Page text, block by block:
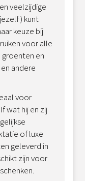
veelzijdige
) kunt
keuze bij
voor alle
groenten en
andere
voor
wat hij en zij
of luxe
geleverd in
zijn voor